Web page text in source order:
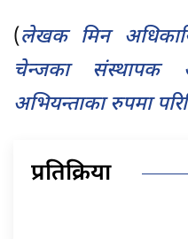
(लेखक मिन
चेन्जका संस्थापक
अभियन्ताका रुपमा
प्रतिक्रिया